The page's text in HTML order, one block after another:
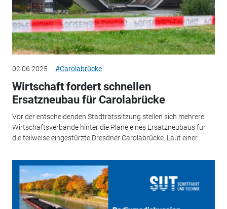
02.06.2025 #Carolabrücke
Wirtschaft fordert schnellen
Ersatzneubau für Carolabrücke
Vor der entscheidenden Stadtratssitzung stellen sich mehrere
Wirtschaftsverbände hinter die Pläne eines Ersatzneubaus für
die teilweise eingestürzte Dresdner Carolabrücke. Laut einer...